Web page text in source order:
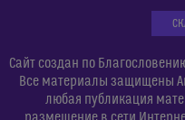
Сайт создан по
Все материалы защищены
любая публикация